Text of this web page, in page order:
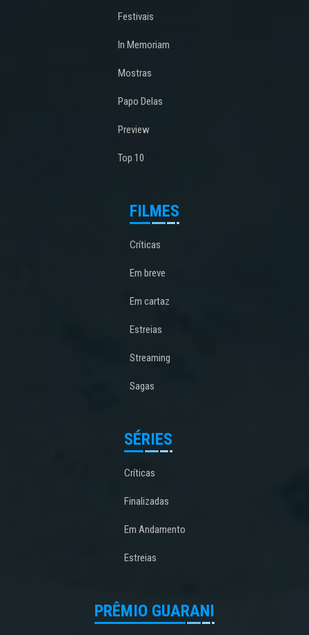
Festivais
In Memoriam
Mostras
Papo Delas
Preview
Top 10
FILMES
Críticas
Em breve
Em cartaz
Estreias
Streaming
Sagas
SÉRIES
Críticas
Finalizadas
Em Andamento
Estreias
PRÊMIO GUARANI